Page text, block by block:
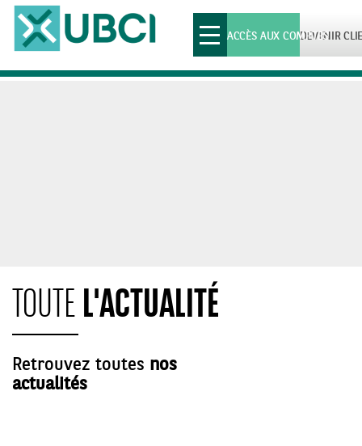
Toggle
navigationDEVENIR
ACCÈS AUX COMPTES
TOUTEL'ACTUALITÉ
Retrouvez toutes nos
actualités